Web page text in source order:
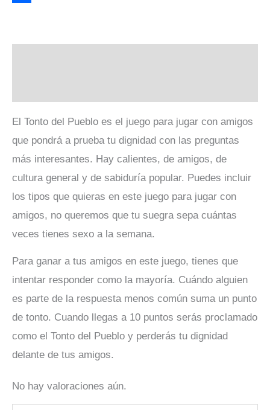
El Tonto del Pueblo es el juego para jugar con amigos
que pondrá a prueba tu dignidad con las preguntas
más interesantes. Hay calientes, de amigos, de
cultura general y de sabiduría popular. Puedes incluir
los tipos que quieras en este juego para jugar con
amigos, no queremos que tu suegra sepa cuántas
veces tienes sexo a la semana.
Para ganar a tus amigos en este juego, tienes que
intentar responder como la mayoría. Cuándo alguien
es parte de la respuesta menos común suma un punto
de tonto. Cuando llegas a 10 puntos serás proclamado
como el Tonto del Pueblo y perderás tu dignidad
delante de tus amigos.
No hay valoraciones aún.